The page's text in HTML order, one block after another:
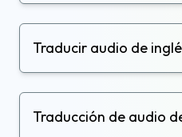
Traducir audio de
Traducción de audio